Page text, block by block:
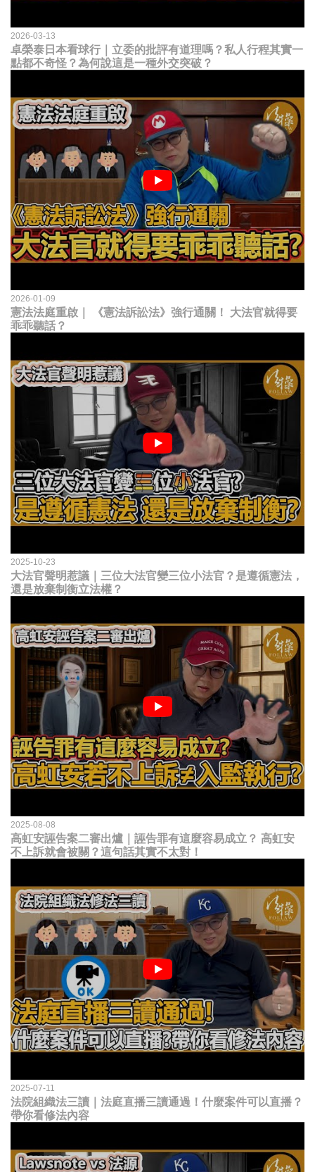
2026-03-13
卓榮泰日本看球行｜立委的批評有道理嗎？私人行程其實一
點都不奇怪？為何說這是一種外交突破？
2026-01-09
憲法法庭重啟｜ 《憲法訴訟法》強行通關！ 大法官就得要
乖乖聽話？
2025-10-23
大法官聲明惹議｜三位大法官變三位小法官？是遵循憲法，
還是放棄制衡立法權？
2025-08-08
高虹安誣告案二審出爐｜誣告罪有這麼容易成立？ 高虹安
不上訴就會被關？這句話其實不太對！
2025-07-11
法院組織法三讀｜法庭直播三讀通過！什麼案件可以直播？
帶你看修法內容